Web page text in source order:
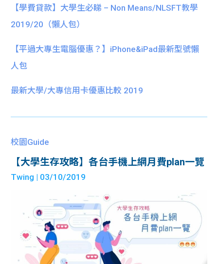
【學費貸款】大學生必睇 – Non Means/NLSFT教學
2019/20（懶人包）
【平過大專生電腦優惠？】iPhone&iPad最新型號懶
人包
最新大學/大專信用卡優惠比較 2019
校園Guide
【大學生存攻略】各台手機上網月費plan一覽
Twing | 03/10/2019